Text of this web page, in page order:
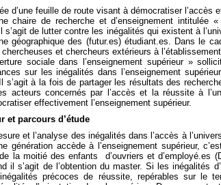
d’une feuille de route visant à démocratiser l’accès
chaire de recherche et d’enseignement intitulée
s’agit de lutter contre les inégalités qui existent à
géographique des (futur.es) étudiant.es. Dans le
et chercheurs extérieurs à
sociale dans l’enseignement supérieur »
sur les inégalités dans l’enseignement
à la fois de partager les résultats des
acteurs concernés par l’accès et la réussite à
effectivement l’enseignement supérieur.
parcours d’étude
et l’analyse des inégalités dans l’accès à
génération accède à l’enseignement supérieur,
la moitié des enfants d’ouvriers et d’employé.es
il s’agit de l’obtention du master. Si les inégalités
précoces de réussite, repérables sur le